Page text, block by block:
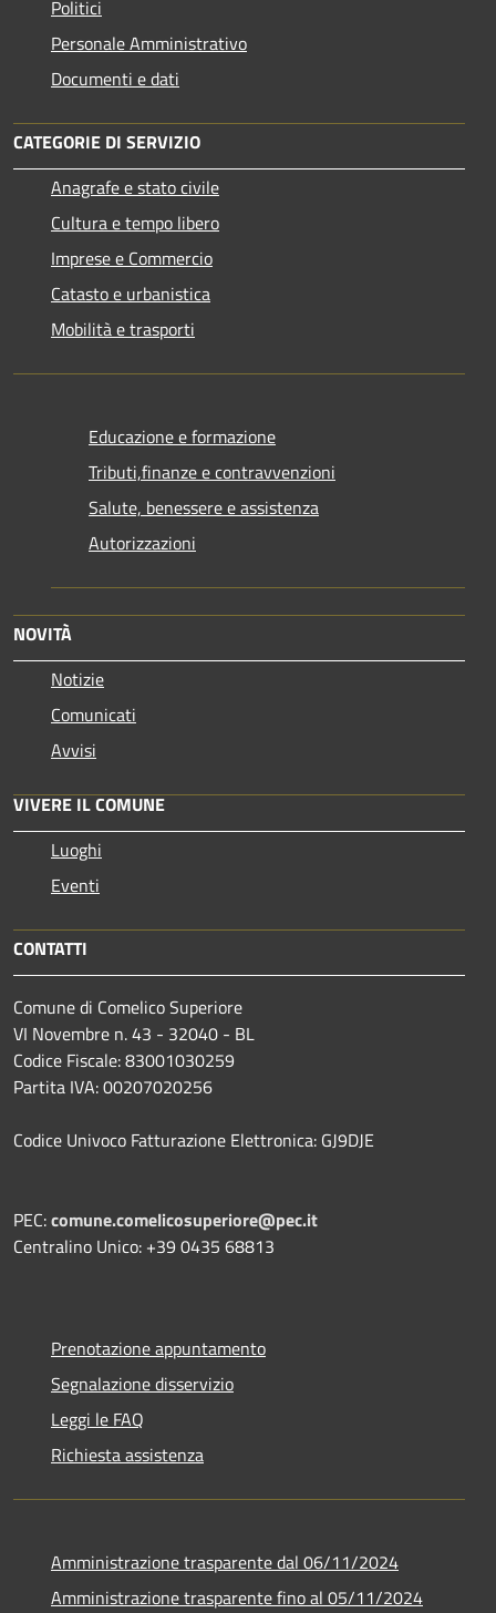
Politici
Personale Amministrativo
Documenti e dati
CATEGORIE DI SERVIZIO
Anagrafe e stato civile
Cultura e tempo libero
Imprese e Commercio
Catasto e urbanistica
Mobilità e trasporti
Educazione e formazione
Tributi,finanze e contravvenzioni
Salute, benessere e assistenza
Autorizzazioni
NOVITÀ
Notizie
Comunicati
Avvisi
VIVERE IL COMUNE
Luoghi
Eventi
CONTATTI
Comune di Comelico Superiore
VI Novembre n. 43 - 32040 - BL
Codice Fiscale: 83001030259
Partita IVA: 00207020256
Codice Univoco Fatturazione Elettronica: GJ9DJE
PEC:comune.comelicosuperiore@pec.it
Centralino Unico: +39 0435 68813
Prenotazione appuntamento
Segnalazione disservizio
Leggi le FAQ
Richiesta assistenza
Amministrazione trasparente dal 06/11/2024
Amministrazione trasparente fino al 05/11/2024